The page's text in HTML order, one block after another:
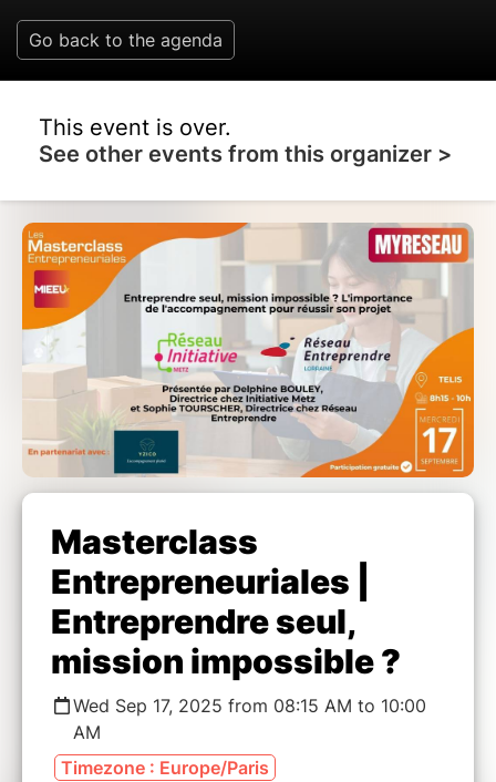
Go back to the agenda
This event is over.
See other events from this organizer >
Masterclass
Entrepreneuriales |
Entreprendre seul,
mission impossible ?
Wed Sep 17, 2025 from 08:15 AM to 10:00
AM
Timezone : Europe/Paris